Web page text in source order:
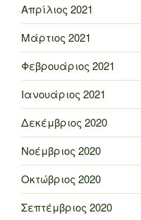
Απρίλιος 2021
Μάρτιος 2021
Φεβρουάριος 2021
Ιανουάριος 2021
Δεκέμβριος 2020
Νοέμβριος 2020
Οκτώβριος 2020
Σεπτέμβριος 2020